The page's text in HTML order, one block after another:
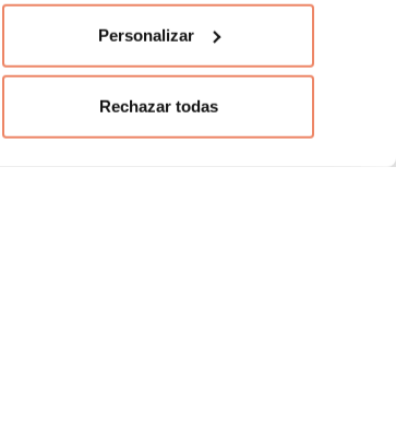
Personalizar
Rechazar todas